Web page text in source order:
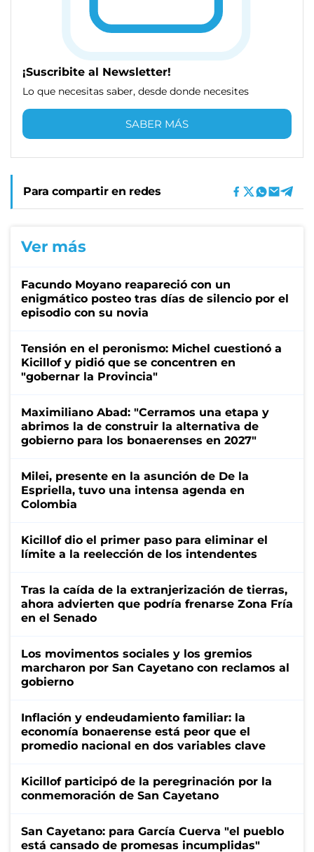
¡Suscribite al Newsletter!
Lo que necesitas saber, desde donde necesites
SABER MÁS
Para compartir en redes
Ver más
Facundo Moyano reapareció con un
enigmático posteo tras días de silencio por el
episodio con su novia
Tensión en el peronismo: Michel cuestionó a
Kicillof y pidió que se concentren en
"gobernar la Provincia"
Maximiliano Abad: "Cerramos una etapa y
abrimos la de construir la alternativa de
gobierno para los bonaerenses en 2027"
Milei, presente en la asunción de De la
Espriella, tuvo una intensa agenda en
Colombia
Kicillof dio el primer paso para eliminar el
límite a la reelección de los intendentes
Tras la caída de la extranjerización de tierras,
ahora advierten que podría frenarse Zona Fría
en el Senado
Los movimentos sociales y los gremios
marcharon por San Cayetano con reclamos al
gobierno
Inflación y endeudamiento familiar: la
economía bonaerense está peor que el
promedio nacional en dos variables clave
Kicillof participó de la peregrinación por la
conmemoración de San Cayetano
San Cayetano: para García Cuerva "el pueblo
está cansado de promesas incumplidas"